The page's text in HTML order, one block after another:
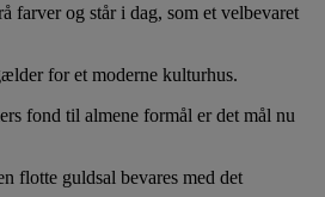
farver og står i dag, som et velbevaret
for et moderne kulturhus.
fond til almene formål er det mål nu
flotte guldsal bevares med det